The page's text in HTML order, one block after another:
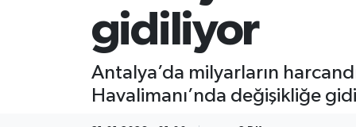
gidiliyor
Antalya’da milyarların
Havalimanı’nda değişikliğe
Ekonomi
Tüm Manşetler
Son Dakika Haberleri